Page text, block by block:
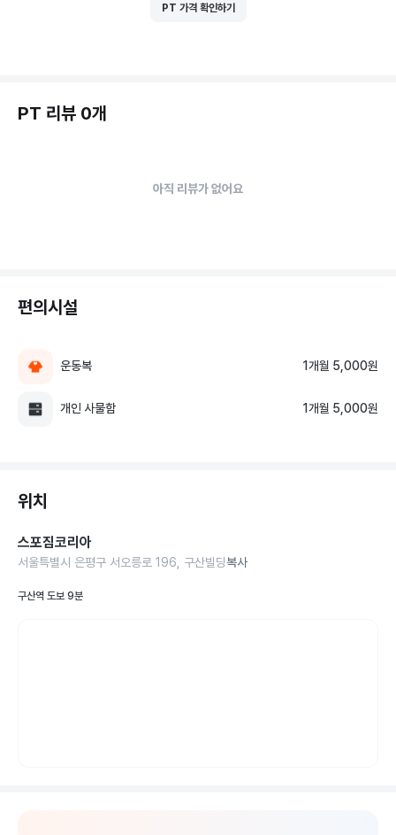
PT 가격 확인하기
PT 리뷰 0개
아직 리뷰가 없어요
편의시설
운동복 1개월 5,000원
개인 사물함 1개월 5,000원
위치
스포짐코리아
서울특별시 은평구 서오릉로 196, 구산빌딩복사
구산역 도보 9분